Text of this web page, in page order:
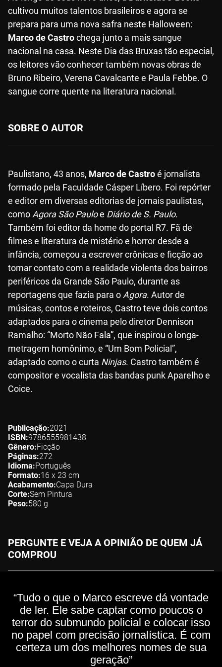
cultivou muitos talentos brasileiros e agora se
prepara para uma nova safra neste Halloween:
Marco de Castrochega junto a mais sangue
nacional na casa. Neste Dia das Bruxas tão especial,
os leitores vão conhecer também novas obras de
Bruno Ribeiro, Verena Cavalcante e Paula Febbe. O
sangue corre quente na literatura nacional.
SOBRE O AUTOR
Paulistano, 43 anos, Marco de Castroé jornalista
formado pela Faculdade Cásper Líbero. Foi repórter
e editor em diversas editorias de jornais paulistas,
como Agora São Pauloe Diário de S. Paulo.
Também foi editor da home do portal R7. Fã de
filmes e literatura de mistério e horror desde a
infância, começou a escrever crônicas e ficção ao
tomar contato com a realidade violenta dos bairros
periféricos da Grande São Paulo, durante as
reportagens que fazia para o Agora. Autor de
músicas, contos e roteiros, Castro teve dois contos
adaptados para o cinema pelo diretor Dennison
Ramalho: “Morto Não Fala”, que inspirou o longa-
metragem homônimo, e “Um Bom Policial”,
adaptado como o curta Ninjas. Castro também é
compositor e vocalista das bandas punk Aparelho e
Coice.
Publicação 2021
ISBN 9786555981438
Gênero Ficção
Páginas 272
Idioma Português
Formato 16 x 23 cm
Acabamento Capa Dura
Corte Sem Pintura
Peso 580 g
PERGUNTE E VEJA A OPINIÃO DE QUEM JÁ
COMPROU
“Tudo o que o Marco escreve dá vontade
de ler. Ele sabe captar como poucos o
terror do submundo policial e colocar isso
no papel com precisão jornalística. É com
certeza um dos melhores nomes de sua
geração”